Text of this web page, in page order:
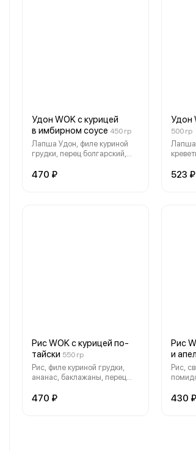
Удон WOK с курицей
в имбирном соусе 450 гр
Лапша Удон, филе куриной
грудки, перец болгарский,
зеленый, оригинальные
470 ₽
Удон
500 гр
Лапша
соусы,
523 ₽
Рис WOK с курицей по-
тайски 550 гр
Рис, филе куриной грудки,
ананас, баклажаны, перец
Черри, оригинальные соусы,
470 ₽
Рис
и
Рис,
430 ₽